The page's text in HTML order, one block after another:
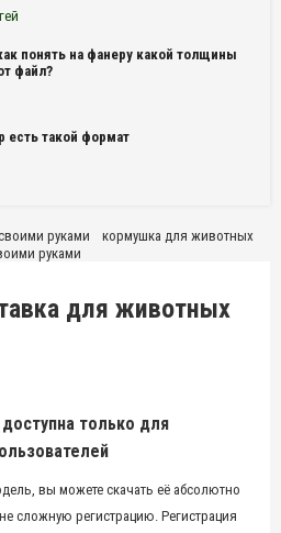
понять на фанеру какой толщины
файл?
такой формат
кормушка для животных
руками
для животных
только для
вы можете скачать её абсолютно
сложную регистрацию. Регистрация